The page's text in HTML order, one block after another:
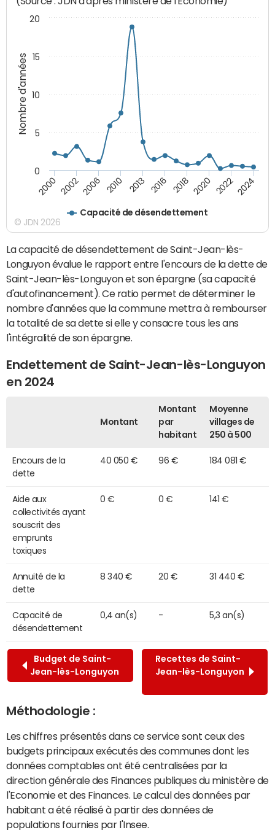
Nombre d'années
Capacité de désendettement
2000 2002 2006 2010 2013 2016 2018 2020 2022 2024
0
5
10
15
20
© JDN 2026
La capacité de désendettement de Saint-Jean-lès-
Longuyon évalue le rapport entre l'encours de la dette de
Saint-Jean-lès-Longuyon et son épargne (sa capacité
d'autofinancement). Ce ratio permet de déterminer le
nombre d'années que la commune mettra à rembourser
la totalité de sa dette si elle y consacre tous les ans
l'intégralité de son épargne.
Endettement de Saint-Jean-lès-Longuyon
en 2024
Montant
Montant
par
habitant
Moyenne
villages de
250 à 500
Encours de la
dette
40 050 € 96 € 184 081 €
Aide aux
collectivités ayant
souscrit des
emprunts
toxiques
0 € 0 € 141 €
Annuité de la
dette
8 340 € 20 € 31 440 €
Capacité de
désendettement
0,4 an(s) - 5,3 an(s)
Budget de Saint-
Jean-lès-Longuyon
Recettes de Saint-
Jean-lès-Longuyon
Méthodologie :
Les chiffres présentés dans ce service sont ceux des
budgets principaux exécutés des communes dont les
données comptables ont été centralisées par la
direction générale des Finances publiques du ministère de
l'Economie et des Finances. Le calcul des données par
habitant a été réalisé à partir des données de
populations fournies par l'Insee.